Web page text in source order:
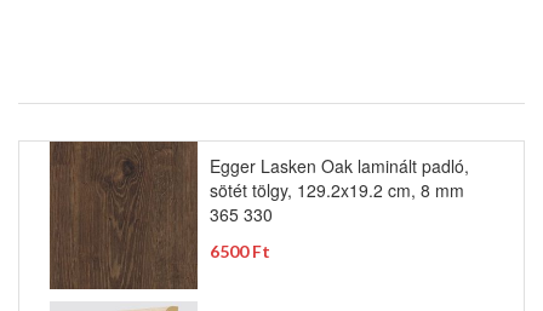
Egger Lasken Oak laminált padló,
sötét tölgy, 129.2x19.2 cm, 8 mm
365 330
6500 Ft